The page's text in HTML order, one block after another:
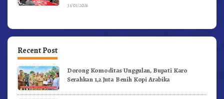
31/01/2026
Recent Post
Dorong Komoditas Unggulan, Bupati Karo
Serahkan 1,2 Juta Benih Kopi Arabika